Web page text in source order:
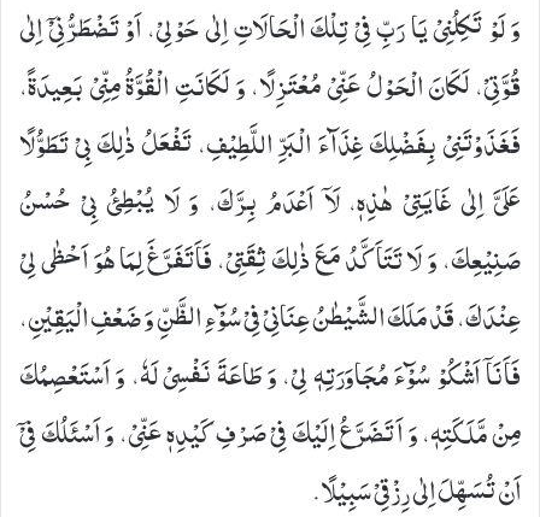
وَ لَوْ تَكِلُنِیْ یَا رَبِّ فِیْ تِلْكَ الْحَالَاتِ اِلٰى حَوْلِیْ، اَوْ تَضْطَرُّنِیْۤ اِلٰى
قُوَّتِیْ، لَكَانَ الْحَوْلُ عَنِّیْ مُعْتَزِلًا، وَ لَكَانَتِ الْقُوَّةُ مِنِّیْ بَعِیدَةً،
فَغَذَوْتَنِیْ بِفَضْلِكَ غِذَآءَ الْبَرِّ اللَّطِیْفِ، تَفْعَلُ ذٰلِكَ بِیْ تَطَوُّلًا
عَلَیَّ اِلٰى غَایَتِیْ هٰذِهٖ، لَاۤ اَعْدَمُ بِرَّكَ، وَ لَا یُبْطِئُ بِیْ حُسْنُ
صَنِیْعِكَ، وَ لَا تَتَاَكَّدُ مَعَ ذٰلِكَ ثِقَتِیْ، فَاَتَفَرَّغَ لِمَا هُوَ اَحْظٰى لِیْ
عِنْدَكَ، قَدْ مَلَكَ الشَّیْطٰنُ عِنَانِیْ فِیْ سُوْٓءِ الظَّنِّ وَ ضَعْفِ الْیَقِیْنِ،
فَاَنَاۤ اَشْكُوْ سُوْٓءَ مُجَاوَرَتِهٖ لِیْ، وَ طَاعَةَ نَفْسِیْ لَهٗ، وَ اَسْتَعْصِمُكَ
مِنْ مَّلَكَتِهٖ، وَ اَتَضَرَّعُ اِلَیْكَ فِیْ صَرْفِ كَیْدِهٖ عَنِّیْ، وَ اَسْئَلُكَ فِیْۤ
اَنْ تُسَهِّلَ اِلٰى رِزْقِیْ سَبِیْلًا.